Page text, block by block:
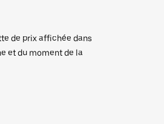
de prix affichée dans
et du moment de la